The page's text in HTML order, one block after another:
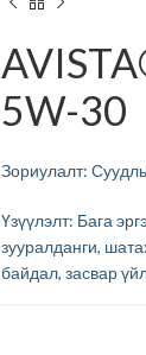
5W-30
Зориулалт:
Үзүүлэлт: Бага
зууралданги,
байдал, засвар